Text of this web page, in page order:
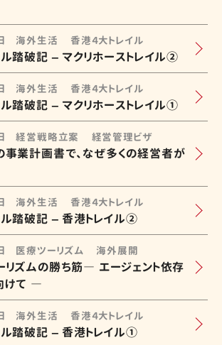
海外生活 香港４大トレイル
踏破記 – マクリホーストレイル②
海外生活 香港４大トレイル
踏破記 – マクリホーストレイル①
経営戦略立案 経営管理ビザ
業計画書で、なぜ多くの経営者が
海外生活 香港４大トレイル
ル踏破記 – 香港トレイル②
医療ツーリズム 海外展開
リズムの勝ち筋― エージェント依存
けて ―
海外生活 香港４大トレイル
ル踏破記 – 香港トレイル①